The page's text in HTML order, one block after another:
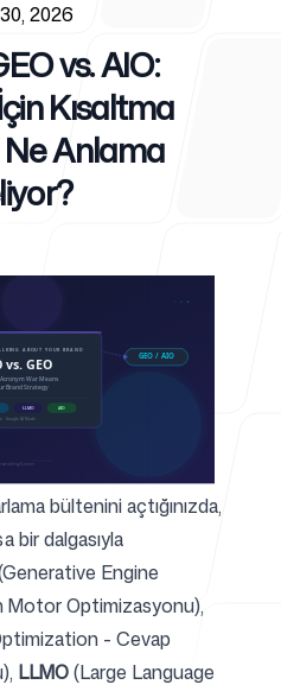
2026
vs. AIO:
Kısaltma
Ne Anlama
bültenini açtığınızda,
bir dalgasıyla
Engine
Optimizasyonu),
- Cevap
LLMO(Large Language